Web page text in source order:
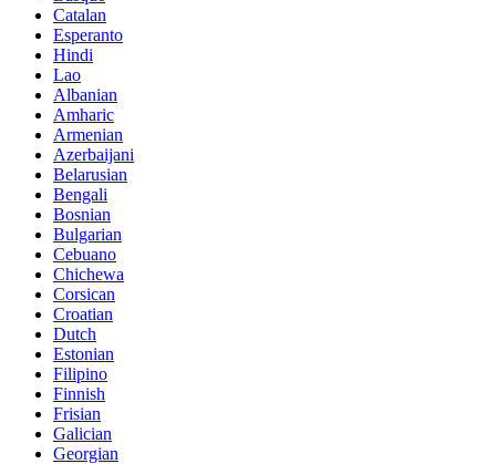
Catalan
Esperanto
Hindi
Lao
Albanian
Amharic
Armenian
Azerbaijani
Belarusian
Bengali
Bosnian
Bulgarian
Cebuano
Chichewa
Corsican
Croatian
Dutch
Estonian
Filipino
Finnish
Frisian
Galician
Georgian